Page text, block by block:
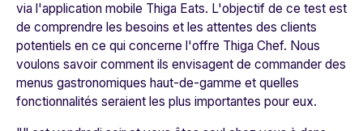
via l'application mobile Thiga Eats. L'objectif de ce test est
de comprendre les besoins et les attentes des clients
potentiels en ce qui concerne l'offre Thiga Chef. Nous
voulons savoir comment ils envisagent de commander des
menus gastronomiques haut-de-gamme et quelles
fonctionnalités seraient les plus importantes pour eux.